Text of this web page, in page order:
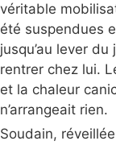
véritable
été suspendues
jusqu’au lever
rentrer chez lui.
et la chaleur
n’arrangeait rien.
Soudain,